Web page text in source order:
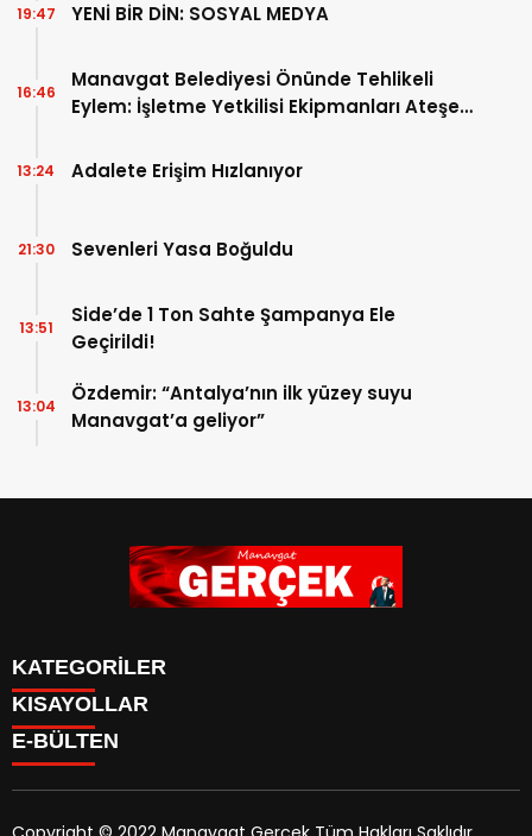
YENİ BİR DİN: SOSYAL MEDYA
19:47
Manavgat Belediyesi Önünde Tehlikeli
Eylem: İşletme Yetkilisi Ekipmanları Ateşe
16:46
Adalete Erişim Hızlanıyor
13:24
Sevenleri Yasa Boğuldu
21:30
Side’de 1 Ton Sahte Şampanya Ele
Geçirildi!
13:51
Özdemir: “Antalya’nın ilk yüzey suyu
Manavgat’a geliyor”
13:04
KATEGORİLER
Siyaset
Eğitim
Yazarlar
KISAYOLLAR
E-BÜLTEN